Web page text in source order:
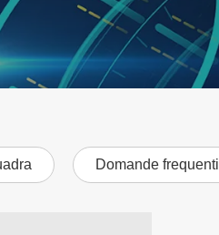
Domande frequenti